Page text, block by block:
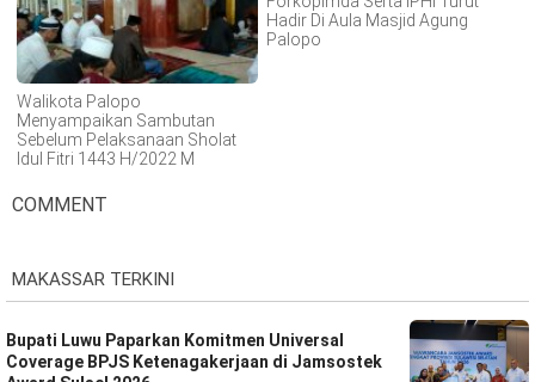
Walikota Palopo
Menyampaikan Sambutan
Sebelum Pelaksanaan Sholat
Idul Fitri 1443 H/2022 M
Hadir Di Aula Masjid Agung
Palopo
COMMENT
MAKASSAR TERKINI
Bupati Luwu Paparkan Komitmen Universal
Coverage BPJS Ketenagakerjaan di Jamsostek